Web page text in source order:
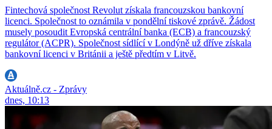
Fintechová společnost Revolut získala francouzskou bankovní
licenci. Společnost to oznámila v pondělní tiskové zprávě. Žádost
musely posoudit Evropská centrální banka (ECB) a francouzský
regulátor (ACPR). Společnost sídlící v Londýně už dříve získala
bankovní licenci v Británii a ještě předtím v Litvě.
Aktuálně.cz - Zprávy
dnes, 10:13